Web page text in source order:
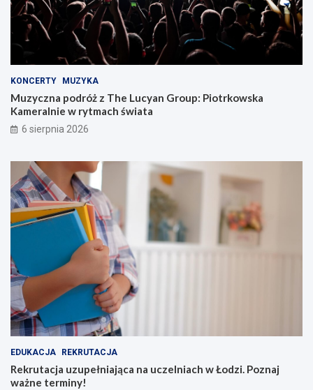
KONCERTY MUZYKA
Muzyczna podróż z The Lucyan Group: Piotrkowska
Kameralnie w rytmach świata
6 sierpnia 2026
EDUKACJA REKRUTACJA
Rekrutacja uzupełniająca na uczelniach w Łodzi. Poznaj
ważne terminy!